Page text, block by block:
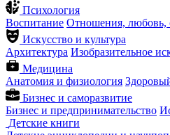
Психология
Воспитание Отношения, любовь,
Искусство и культура
Архитектура Изобразительное
Медицина
Анатомия и физиология
Бизнес и саморазвитие
Бизнес и предпринимательство
Детские книги